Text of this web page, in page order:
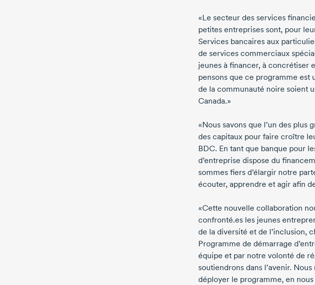
«Le secteur des services
petites entreprises sont, pour
Services bancaires aux
de services commerciaux
jeunes à financer, à concrétiser
pensons que ce programme est
de la communauté noire soient
Canada.»
«Nous savons que l’un des
des capitaux pour faire croître
BDC. En tant que banque pour
d’entreprise dispose du
sommes fiers d’élargir notre
écouter, apprendre et agir afin
«Cette nouvelle collaboration
confronté.es les jeunes
de la diversité et de l’inclusion,
Programme de démarrage
équipe et par notre volonté de
soutiendrons dans l’avenir.
déployer le programme, en